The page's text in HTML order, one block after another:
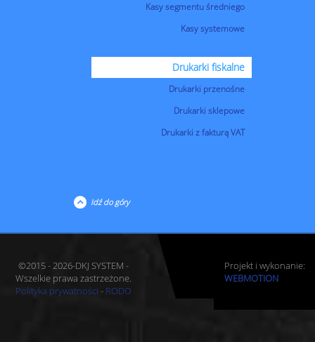
Kasy segmentu średniego
Kasy systemowe
Drukarki fiskalne
Drukarki przenośne
Drukarki sklepowe
Drukarki z fakturą VAT
Idź do góry
©2015 - 2026-DKJ SYSTEM -
Wszelkie prawa zastrzeżone.
Polityka prywatności - RODO
Projekt i wykonanie:
WEBMOTION